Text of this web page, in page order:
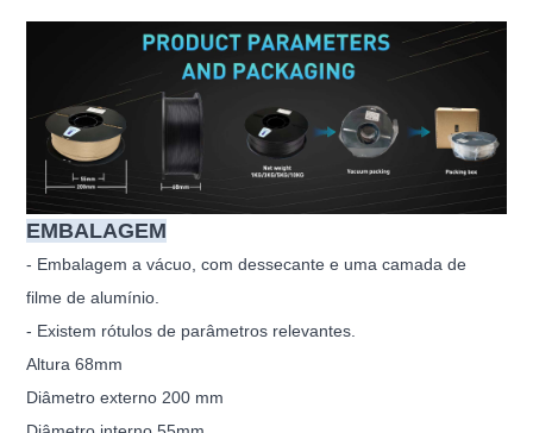
EMBALAGEM
- Embalagem a vácuo, com dessecante e uma camada de
filme de alumínio.
- Existem rótulos de parâmetros relevantes.
Altura 68mm
Diâmetro externo 200 mm